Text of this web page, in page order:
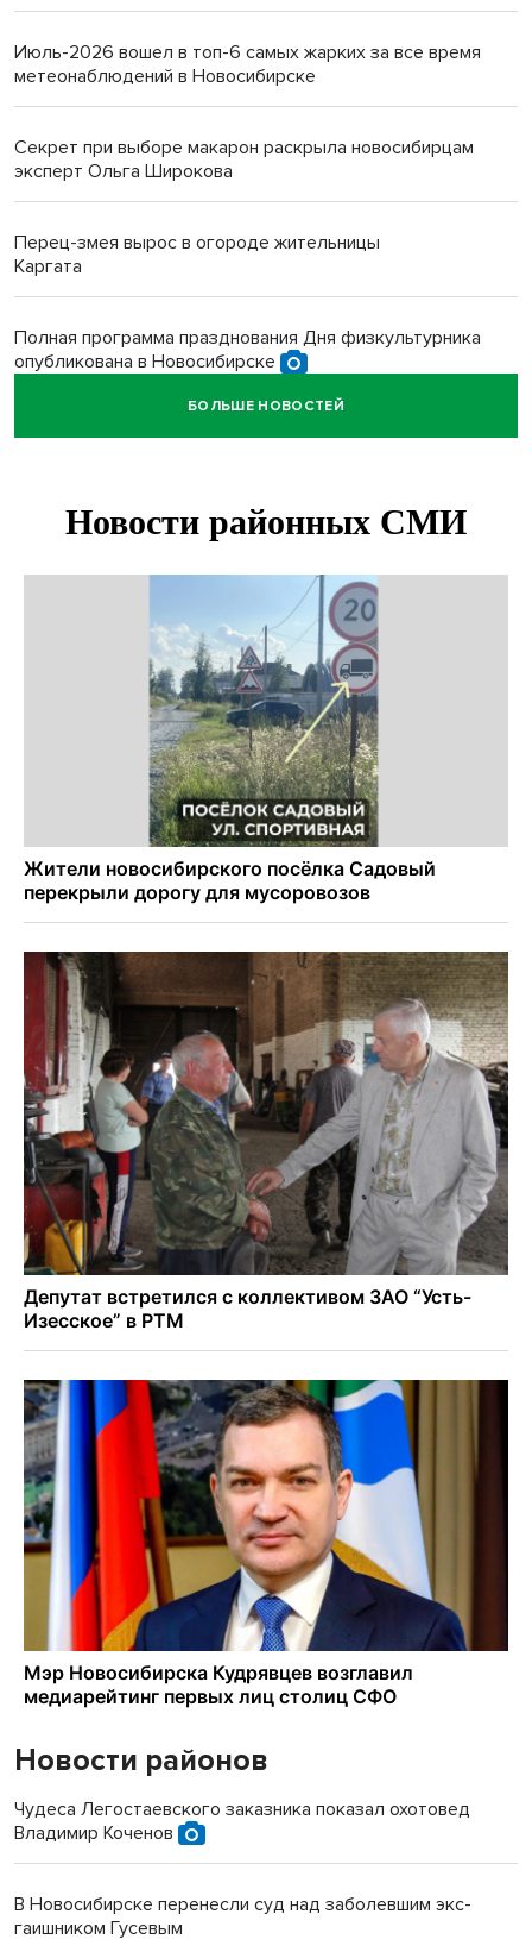
Июль-2026 вошел в топ-6 самых жарких за все время
метеонаблюдений в Новосибирске
Секрет при выборе макарон раскрыла новосибирцам
эксперт Ольга Широкова
Перец-змея вырос в огороде жительницы
Каргата
Полная программа празднования Дня физкультурника
опубликована в Новосибирске
Прогноз погоды на 8-9 августа в Новосибирске сделали
Площадки для контроля перегруза начали строить на
Дольщики долгостроя на Титова в Новосибирске
получили ключи от квартир
Доля рыночной ипотеки в России превысила 50% по
итогам июля 2026 года
БОЛЬШЕ НОВОСТЕЙ
Новости районов
Чудеса Легостаевского заказника показал охотовед
Владимир Коченов
В Новосибирске перенесли суд над заболевшим экс-
гаишником Гусевым